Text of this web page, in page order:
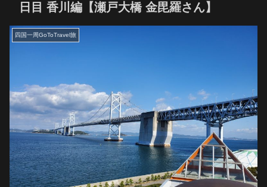
日目 香川編【瀬戸大橋 金毘羅さん】
四国一周GoToTravel旅